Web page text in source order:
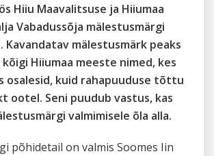
Hiiu Maavalitsuse ja Hiiumaa
Vabadussõja mälestusmärgi
Kavandatav mälestusmärk peaks
Hiiumaa meeste nimed, kes
osalesid, kuid rahapuuduse tõttu
ootel. Seni puudub vastus, kas
valmimisele õla alla.
põhidetail on valmis Soomes Iin